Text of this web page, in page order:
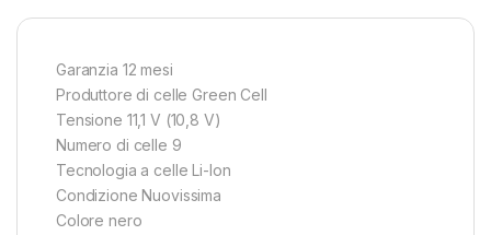
Garanzia 12 mesi
Produttore di celle Green Cell
Tensione 11,1 V (10,8 V)
Numero di celle 9
Tecnologia a celle Li-Ion
Condizione Nuovissima
Colore nero